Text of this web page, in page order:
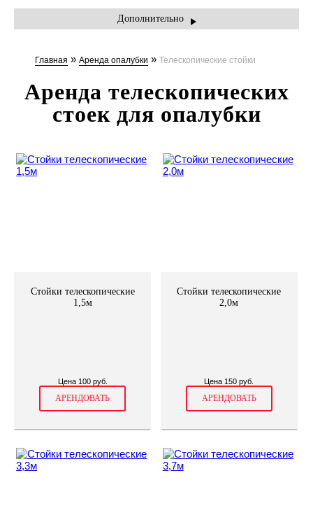
АКЦИИ
КОНТАКТЫ
Дополнительно
Главная » Аренда опалубки » Телескопические стойки
Аренда телескопических
стоек для опалубки
Стойки телескопические
1,5м
Цена 100 руб.
АРЕНДОВАТЬ
Стойки телескопические
2,0м
Цена 150 руб.
АРЕНДОВАТЬ